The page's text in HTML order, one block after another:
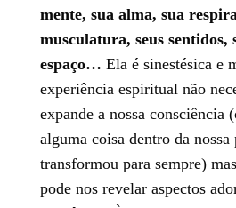
mente, sua alma, sua
musculatura, seus sentidos,
espaço… Ela é sinestésica e
experiência espiritual não
expande a nossa consciência
alguma coisa dentro da nossa
transformou para sempre)
pode nos revelar aspectos